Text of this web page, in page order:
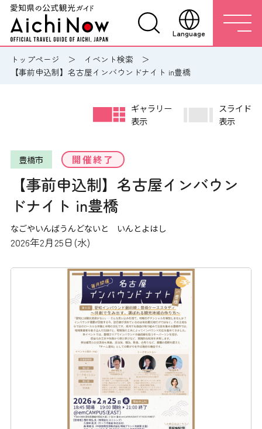
Language
トップページ
イベント検索
【事前申込制】名古屋インバウンドナイト in豊橋
豊橋市 開催終了
【事前申込制】名古屋インバウン
ドナイト in豊橋
なごやいんばうんどないと いんとよはし
2026年2月25日(水)
ギャラリー
表示
スライド
表示